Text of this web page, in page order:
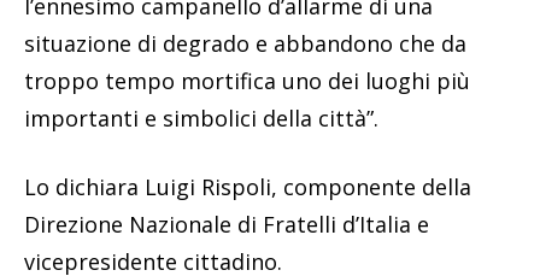
l’ennesimo campanello d’allarme di una
situazione di degrado e abbandono che da
troppo tempo mortifica uno dei luoghi più
importanti e simbolici della città”.
Lo dichiara Luigi Rispoli, componente della
Direzione Nazionale di Fratelli d’Italia e
vicepresidente cittadino.